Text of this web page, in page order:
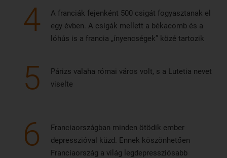
4
A franciák fejenként 500 csigát fogyasztanak el
egy évben. A csigák mellett a békacomb és a
lóhús is a francia „ínyencségek” közé tartozik
5
Párizs valaha római város volt, s a Lutetia nevet
viselte
6
Franciaországban minden ötödik ember
depresszióval küzd. Ennek köszönhetően
Franciaország a világ legdepressziósabb